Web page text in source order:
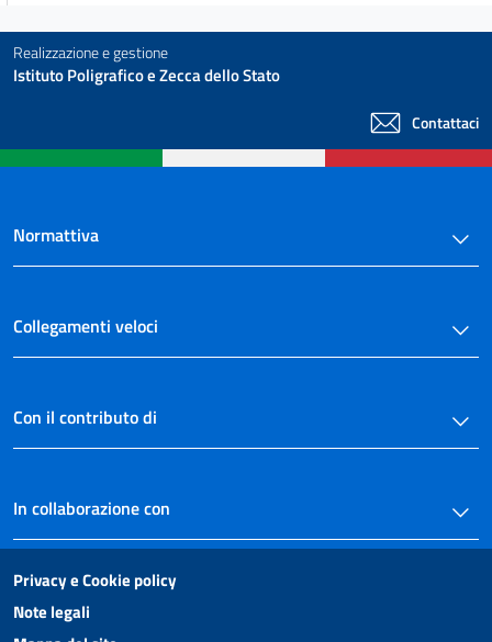
Realizzazione e gestione
Istituto Poligrafico e Zecca dello Stato
Contattaci
Normattiva
Collegamenti veloci
Con il contributo di
In collaborazione con
Privacy e Cookie policy
Note legali